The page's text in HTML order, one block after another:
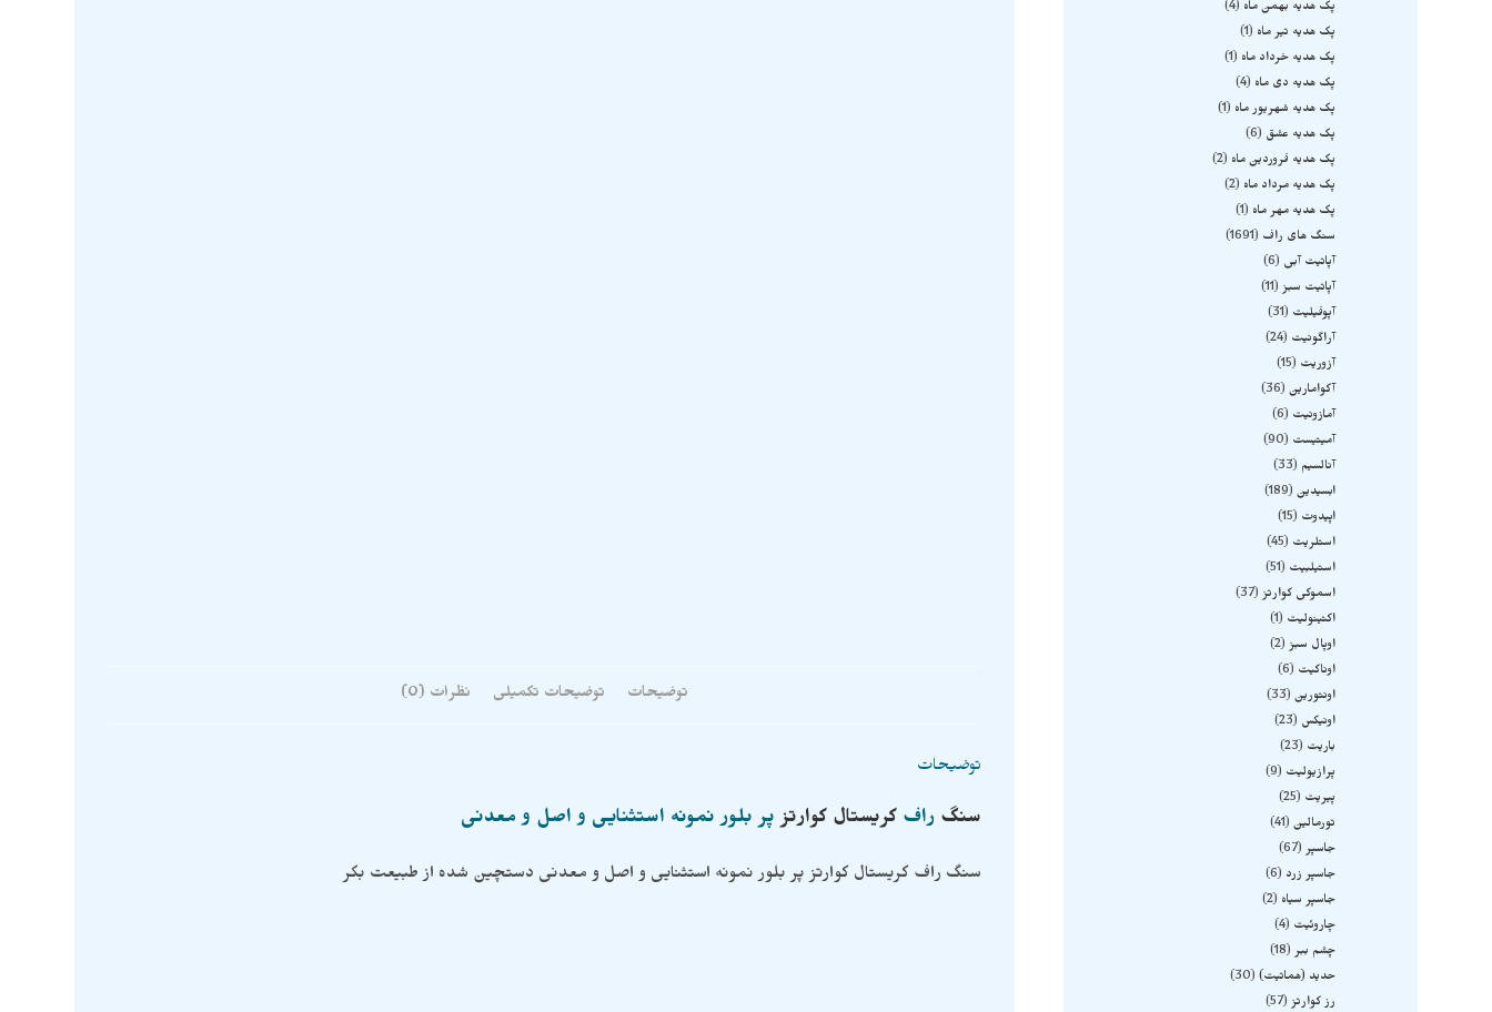
توضیحات توضیحات تکمیلی نظرات (0)
توضیحات
سنگ راف کریستال کوارتز پر بلور نمونه استثنایی و اصل و معدنی
سنگ راف کریستال کوارتز پر بلور نمونه استثنایی و اصل و معدنی دستچین شده از طبیعت بکر
پک هدیه بهمن ماه
4
پک هدیه تیر ماه
1
پک هدیه خرداد ماه
1
پک هدیه دی ماه
4
پک هدیه شهریور ماه
1
پک هدیه عشق
6
پک هدیه فروردین ماه
2
پک هدیه مرداد ماه
2
پک هدیه مهر ماه
1
سنگ های راف
1691
آپاتیت آبی
6
آپاتیت سبز 11
آپوفیلیت
31
آراگونیت
24
آزوریت
15
آکوامارین 36
آمازونیت
6
آمیتیست
90
آنالسیم
33
ابسیدین 189
اپیدوت
15
استلریت
45
استیلبیت
51
اسموکی کوارتز 37
اکتینولیت
1
اوپال سبز 2
اوناکیت
6
اونتورین 33
اونیکس
23
باریت
23
پرازیولیت
9
پیریت
25
تورمالین 41
جاسپر 67
جاسپر زرد
6
جاسپر سیاه
2
چاروئیت
4
چشم ببر 18
حدید (هماتیت) 30
رز کوارتز 57